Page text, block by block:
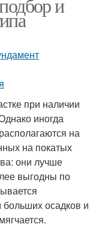
при наличии
иногда
на
на покатых
они лучше
выгодны по
осадков и